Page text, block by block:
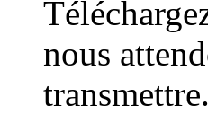
nous
transmettre.